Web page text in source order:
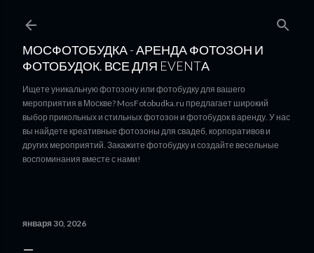
МОСФОТОБУДКА - АРЕНДА ФОТОЗОН И
ФОТОБУДОК. ВСЕ ДЛЯ EVENTА
Ищете уникальную фотозону или фотобудку для вашего
мероприятия в Москве? MosFotobudka.ru предлагает широкий
выбор прикольных и стильных фотозон и фотобудок в аренду. У нас
вы найдете креативные фотозоны для свадеб, корпоративов и
других мероприятий. Закажите фотобудку и создайте весельные
воспоминания вместе с нами!
января 30, 2026